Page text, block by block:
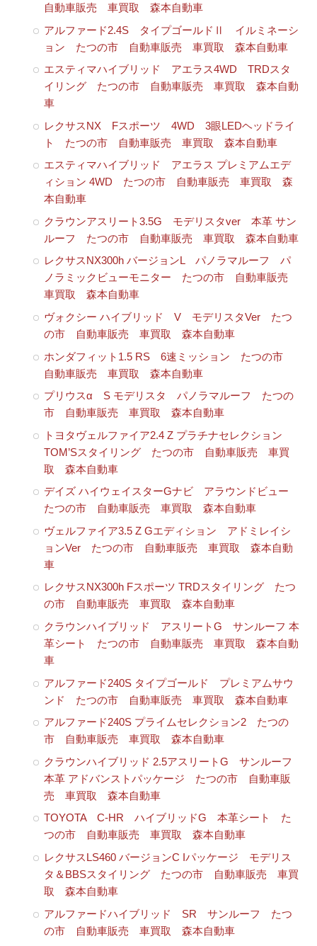
自動車販売 車買取 森本自動車
アルファード2.4S タイプゴールドⅡ イルミネーシ
ョン たつの市 自動車販売 車買取 森本自動車
エスティマハイブリッド アエラス4WD TRDスタ
イリング たつの市 自動車販売 車買取 森本自動
車
レクサスNX Fスポーツ 4WD 3眼LEDヘッドライ
ト たつの市 自動車販売 車買取 森本自動車
エスティマハイブリッド アエラス プレミアムエデ
ィション 4WD たつの市 自動車販売 車買取 森
本自動車
クラウンアスリート3.5G モデリスタver 本革 サン
ルーフ たつの市 自動車販売 車買取 森本自動車
レクサスNX300h バージョンL パノラマルーフ パ
ノラミックビューモニター たつの市 自動車販売
車買取 森本自動車
ヴォクシー ハイブリッド V モデリスタVer たつ
の市 自動車販売 車買取 森本自動車
ホンダフィット1.5 RS 6速ミッション たつの市
自動車販売 車買取 森本自動車
プリウスα S モデリスタ パノラマルーフ たつの
市 自動車販売 車買取 森本自動車
トヨタヴェルファイア2.4 Z プラチナセレクション
TOM’Sスタイリング たつの市 自動車販売 車買
取 森本自動車
デイズ ハイウェイスターGナビ アラウンドビュー
たつの市 自動車販売 車買取 森本自動車
ヴェルファイア3.5 Z Gエディション アドミレイシ
ョンVer たつの市 自動車販売 車買取 森本自動
車
レクサスNX300h Fスポーツ TRDスタイリング たつ
の市 自動車販売 車買取 森本自動車
クラウンハイブリッド アスリートG サンルーフ 本
革シート たつの市 自動車販売 車買取 森本自動
車
アルファード240S タイプゴールド プレミアムサウ
ンド たつの市 自動車販売 車買取 森本自動車
アルファード240S プライムセレクション2 たつの
市 自動車販売 車買取 森本自動車
クラウンハイブリッド 2.5アスリートG サンルーフ
本革 アドバンストパッケージ たつの市 自動車販
売 車買取 森本自動車
TOYOTA C-HR ハイブリッドG 本革シート た
つの市 自動車販売 車買取 森本自動車
レクサスLS460 バージョンC Iパッケージ モデリス
タ＆BBSスタイリング たつの市 自動車販売 車買
取 森本自動車
アルファードハイブリッド SR サンルーフ たつ
の市 自動車販売 車買取 森本自動車